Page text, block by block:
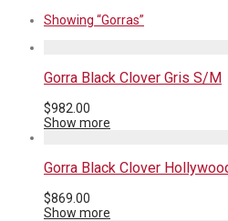
Showing “Gorras”
Gorra Black Clover Gris S/M
$982.00
Show more
Gorra Black Clover
$869.00
Show more